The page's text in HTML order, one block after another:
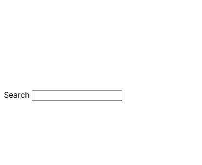
Search